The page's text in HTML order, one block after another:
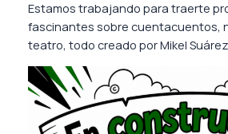
Estamos trabajando para traerte
fascinantes sobre cuentacuentos,
teatro, todo creado por Mikel